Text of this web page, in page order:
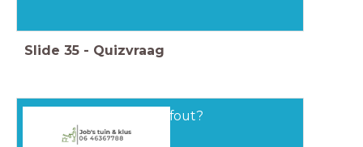
Slide 35 - Quizvraag
Goed of fout?